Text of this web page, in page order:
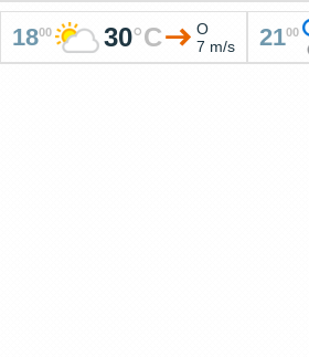
1800 30°C
O
7 m/s
2100